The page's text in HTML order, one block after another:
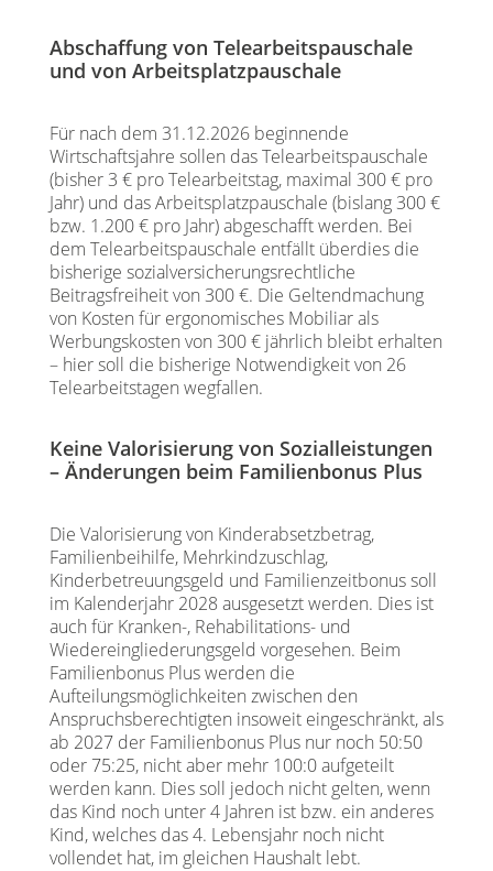
Abschaffung von Telearbeitspauschale
und von Arbeitsplatzpauschale
Für nach dem 31.12.2026 beginnende
Wirtschaftsjahre sollen das Telearbeitspauschale
(bisher 3 € pro Telearbeitstag, maximal 300 € pro
Jahr) und das Arbeitsplatzpauschale (bislang 300 €
bzw. 1.200 € pro Jahr) abgeschafft werden. Bei
dem Telearbeitspauschale entfällt überdies die
bisherige sozialversicherungsrechtliche
Beitragsfreiheit von 300 €. Die Geltendmachung
von Kosten für ergonomisches Mobiliar als
Werbungskosten von 300 € jährlich bleibt erhalten
– hier soll die bisherige Notwendigkeit von 26
Telearbeitstagen wegfallen.
Keine Valorisierung von Sozialleistungen
– Änderungen beim Familienbonus Plus
Die Valorisierung von Kinderabsetzbetrag,
Familienbeihilfe, Mehrkindzuschlag,
Kinderbetreuungsgeld und Familienzeitbonus soll
im Kalenderjahr 2028 ausgesetzt werden. Dies ist
auch für Kranken-, Rehabilitations- und
Wiedereingliederungsgeld vorgesehen. Beim
Familienbonus Plus werden die
Aufteilungsmöglichkeiten zwischen den
Anspruchsberechtigten insoweit eingeschränkt, als
ab 2027 der Familienbonus Plus nur noch 50:50
oder 75:25, nicht aber mehr 100:0 aufgeteilt
werden kann. Dies soll jedoch nicht gelten, wenn
das Kind noch unter 4 Jahren ist bzw. ein anderes
Kind, welches das 4. Lebensjahr noch nicht
vollendet hat, im gleichen Haushalt lebt.